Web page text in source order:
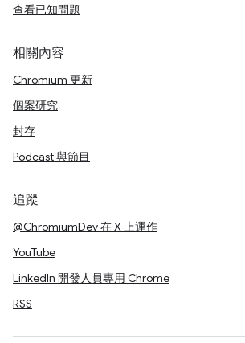
查看已知問題
相關內容
Chromium 更新
個案研究
封存
Podcast 與節目
追蹤
@ChromiumDev 在 X 上運作
YouTube
LinkedIn 開發人員專用 Chrome
RSS